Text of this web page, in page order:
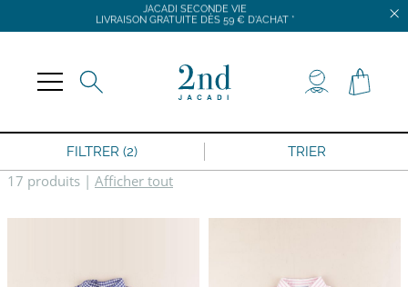
JACADI SECONDE VIE
LIVRAISON GRATUITE DÈS 59 € D'ACHAT *
FILTRER (2) TRIER
17 produits | Afficher tout